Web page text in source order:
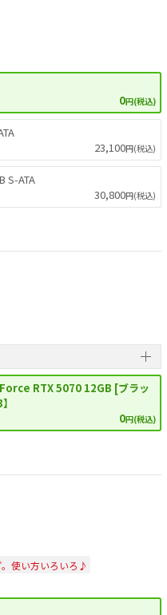
0円(税込)
23,100円(税込)
S-ATA
30,800円(税込)
RTX 5070 12GB [ブラッ
0円(税込)
使い方いろいろ♪